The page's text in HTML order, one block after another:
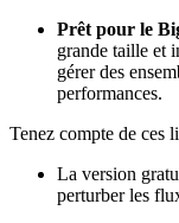
Prêt pour le
grande taille et
gérer des
performances.
Tenez compte de ces
La version
perturber les